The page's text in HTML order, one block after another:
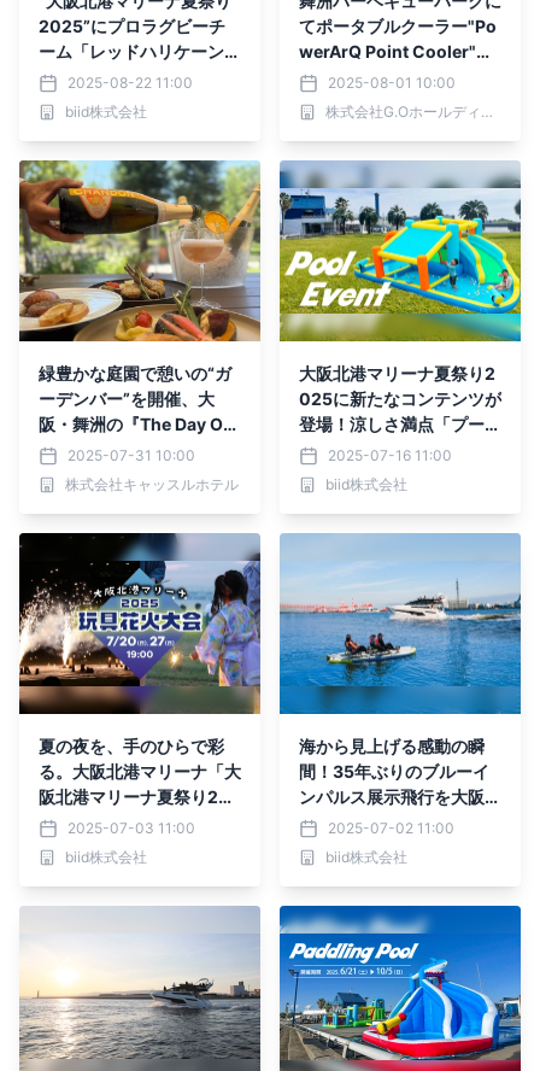
2025”にプロラグビーチ
ーム「レッドハリケーンズ
大阪」とプロバスケットボ
ールチーム「大阪エヴェッ
サ」も合同参加！プロラグ
2025-08-22 11:00
biid株式会社
てポータブルクーラー"Po
werArQ Point Cooler"を
台数限定・特別価格で販売
開始
2025-08-01 10:00
株式会社G.Oホールディングス
緑豊かな庭園で憩いの“ガ
ーデンバー”を開催、大
阪・舞洲の『The Day Os
aka』8/1～9/30
2025-07-31 10:00
株式会社キャッスルホテル
大阪北港マリーナ夏祭り2
025に新たなコンテンツが
登場！涼しさ満点「プール
イベント」も開催！
2025-07-16 11:00
biid株式会社
夏の夜を、手のひらで彩
る。大阪北港マリーナ「大
阪北港マリーナ夏祭り202
5 玩具花火大会」7月20日
（日）＆27日（日）開
催！
2025-07-03 11:00
biid株式会社
海から見上げる感動の瞬
間！35年ぶりのブルーイ
ンパルス展示飛行を大阪北
港マリーナで観覧しよう！
2025-07-02 11:00
biid株式会社